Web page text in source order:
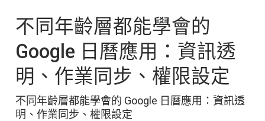
不同年齡層都能學會的
Google 日曆應用：資訊透
明、作業同步、權限設定
不同年齡層都能學會的 Google 日曆應用：資訊透
明、作業同步、權限設定